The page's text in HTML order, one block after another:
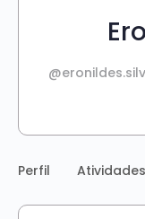
Perfil Atividades